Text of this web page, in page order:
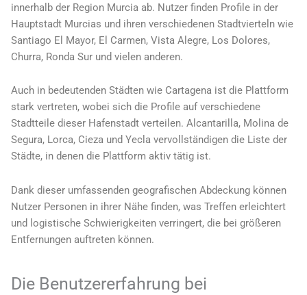
innerhalb der Region Murcia ab. Nutzer finden Profile in der
Hauptstadt Murcias und ihren verschiedenen Stadtvierteln wie
Santiago El Mayor, El Carmen, Vista Alegre, Los Dolores,
Churra, Ronda Sur und vielen anderen.
Auch in bedeutenden Städten wie Cartagena ist die Plattform
stark vertreten, wobei sich die Profile auf verschiedene
Stadtteile dieser Hafenstadt verteilen. Alcantarilla, Molina de
Segura, Lorca, Cieza und Yecla vervollständigen die Liste der
Städte, in denen die Plattform aktiv tätig ist.
Dank dieser umfassenden geografischen Abdeckung können
Nutzer Personen in ihrer Nähe finden, was Treffen erleichtert
und logistische Schwierigkeiten verringert, die bei größeren
Entfernungen auftreten können.
Die Benutzererfahrung bei